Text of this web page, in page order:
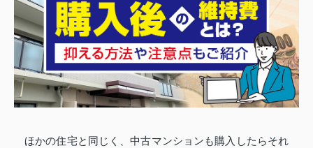
ほかの住宅と同じく、中古マンションも購入したらそれ